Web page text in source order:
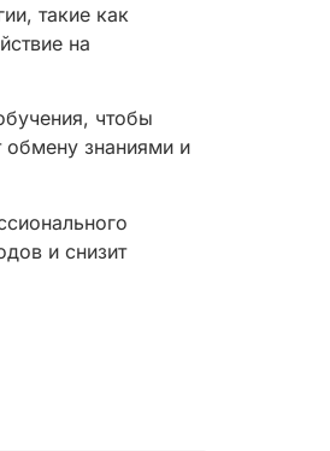
такие как
на
чтобы
обмену знаниями и
и снизит